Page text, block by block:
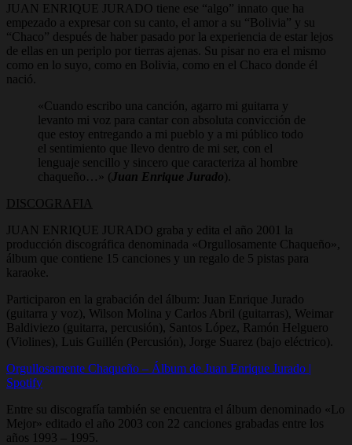
JUAN ENRIQUE JURADO tiene ese “algo” innato que ha
empezado a expresar con su canto, el amor a su “Bolivia” y su
“Chaco” después de haber pasado por la experiencia de estar lejos
de ellas en un periplo por tierras ajenas. Su pisar no era el mismo
como en lo suyo, como en Bolivia, como en el Chaco donde él
nació.
«Cuando escribo una canción, agarro mi guitarra y
levanto mi voz para cantar con absoluta convicción de
que estoy entregando a mi pueblo y a mi público todo
el sentimiento que llevo dentro de mi ser, con el
lenguaje sencillo y sincero que caracteriza al hombre
chaqueño…» (Juan Enrique Jurado ).
DISCOGRAFIA
JUAN ENRIQUE JURADO graba y edita el año 2001 la
producción discográfica denominada «Orgullosamente Chaqueño»,
álbum que contiene 15 canciones y un regalo de 5 pistas para
karaoke.
Participaron en la grabación del álbum: Juan Enrique Jurado
(guitarra y voz), Wilson Molina y Carlos Abril (guitarras), Weimar
Baldiviezo (guitarra, percusión), Santos López, Ramón Helguero
(Violines), Luis Guillén (Percusión), Jorge Suarez (bajo eléctrico).
Orgullosamente Chaqueño – Álbum de Juan Enrique Jurado |
Spotify
Entre su discografía también se encuentra el álbum denominado «Lo
Mejor» editado el año 2003 con 22 canciones grabadas entre los
años 1993 – 1995.